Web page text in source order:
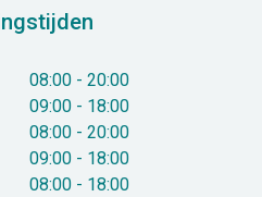
08:00 - 20:00
09:00 - 18:00
08:00 - 20:00
09:00 - 18:00
08:00 - 18:00